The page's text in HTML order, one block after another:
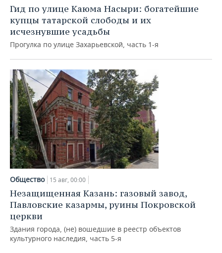
Гид по улице Каюма Насыри: богатейшие
купцы татарской слободы и их
исчезнувшие усадьбы
Прогулка по улице Захарьевской, часть 1-я
Общество 15 авг, 00:00
Незащищенная Казань: газовый завод,
Павловские казармы, руины Покровской
церкви
Здания города, (не) вошедшие в реестр объектов
культурного наследия, часть 5-я